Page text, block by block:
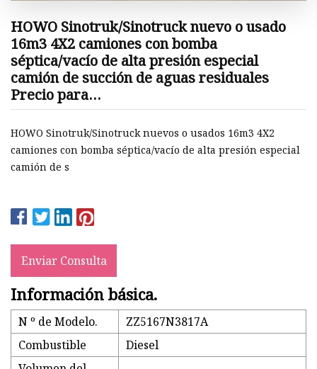
HOWO Sinotruk/Sinotruck nuevo o usado
16m3 4X2 camiones con bomba
séptica/vacío de alta presión especial
camión de succión de aguas residuales
Precio para
residuos/agua/cisterna/tanque/lavadora
HOWO Sinotruk/Sinotruck nuevos o usados ​​16m3 4X2
camiones con bomba séptica/vacío de alta presión especial
camión de s
Enviar Consulta
Información básica.
N º de Modelo.
ZZ5167N3817A
Combustible
Diesel